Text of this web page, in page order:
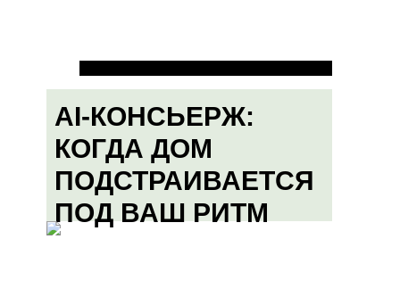
AI-КОНСЬЕРЖ:
КОГДА ДОМ
ПОДСТРАИВАЕТСЯ
ПОД ВАШ РИТМ